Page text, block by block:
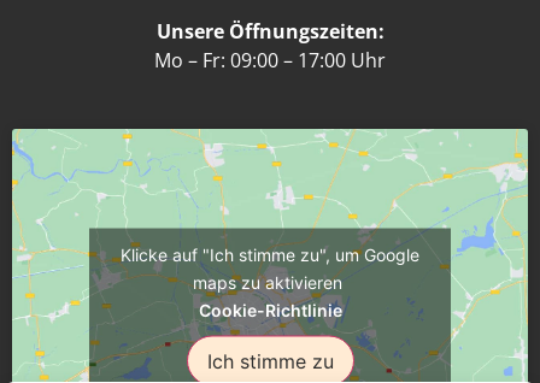
Unsere Öffnungszeiten:
Mo – Fr: 09:00 – 17:00 Uhr
Klicke auf "Ich stimme zu", um Google
maps zu aktivieren
Cookie-Richtlinie
Ich stimme zu